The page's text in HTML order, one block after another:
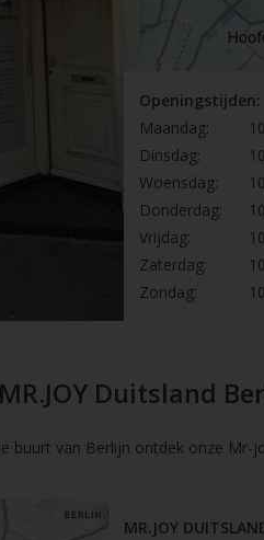
Openingstijden:
Maandag:
Dinsdag:
Woensdag:
Donderdag:
Vrijdag:
Zaterdag:
Zondag:
MR.JOY Duitsland
buurt van Berlijn ontdek onze Mr-
MR.JOY